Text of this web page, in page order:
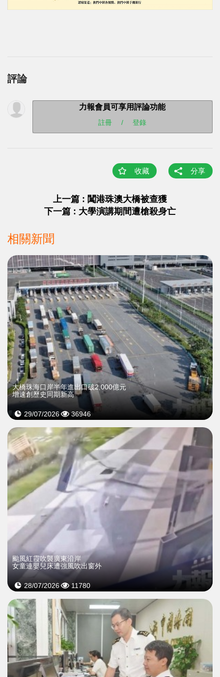
評論
力報會員可享用評論功能
註冊 / 登錄
收藏 分享
上一篇 : 闖港珠澳大橋被查獲
下一篇 : 大學演講期間遭槍殺身亡
相關新聞
大橋珠海口岸半年進出口破2,000億元
增速創歷史同期新高
29/07/2026 36946
颱風紅霞吹襲廣東沿岸
女童連嬰兒床遭強風吹出窗外
28/07/2026 11780